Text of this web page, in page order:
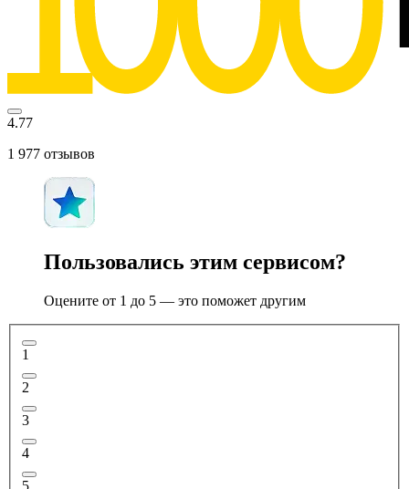
4.77
1 977 отзывов
Пользовались этим сервисом?
Оцените от 1 до 5 — это поможет другим
1
2
3
4